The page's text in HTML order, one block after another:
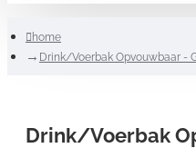
home
Drink/Voerbak Opvouwbaar -
Drink/Voerbak